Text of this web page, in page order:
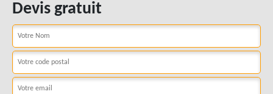
Devis gratuit